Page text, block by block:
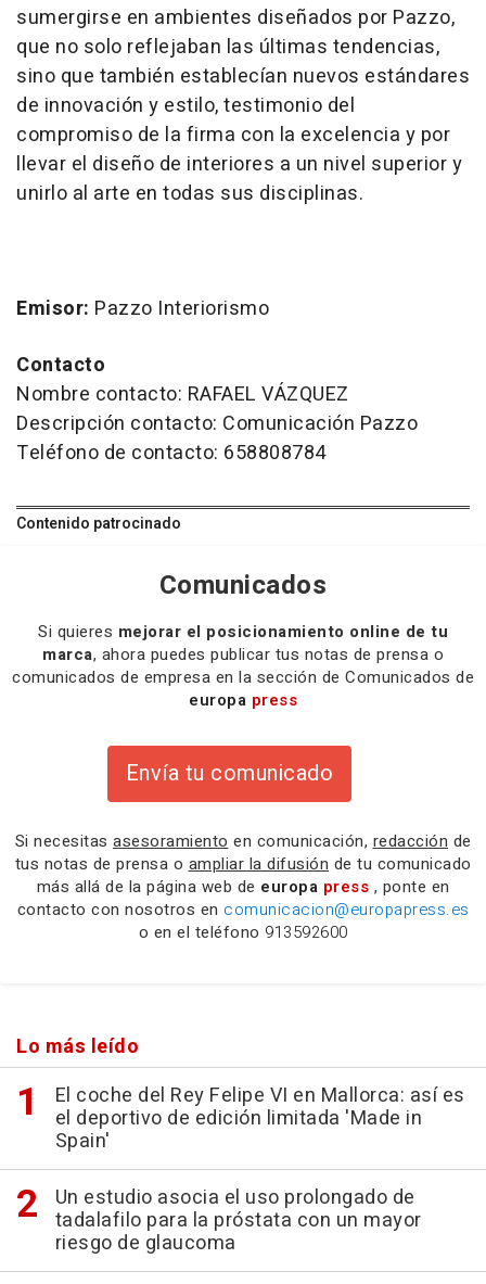
sumergirse en ambientes diseñados por Pazzo,
que no solo reflejaban las últimas tendencias,
sino que también establecían nuevos estándares
de innovación y estilo, testimonio del
compromiso de la firma con la excelencia y por
llevar el diseño de interiores a un nivel superior y
unirlo al arte en todas sus disciplinas.
Emisor: Pazzo Interiorismo
Contacto
Nombre contacto: RAFAEL VÁZQUEZ
Descripción contacto: Comunicación Pazzo
Teléfono de contacto: 658808784
Contenido patrocinado
Comunicados
Si quieres mejorar el posicionamiento online de tu
marca, ahora puedes publicar tus notas de prensa o
comunicados de empresa en la sección de Comunicados de
europa press
Envía tu comunicado
Si necesitas asesoramiento en comunicación, redacción de
tus notas de prensa o ampliar la difusión de tu comunicado
más allá de la página web de europa press , ponte en
contacto con nosotros en comunicacion@europapress.es
o en el teléfono 913592600
Lo más leído
El coche del Rey Felipe VI en Mallorca: así es
el deportivo de edición limitada 'Made in
Spain'
Un estudio asocia el uso prolongado de
tadalafilo para la próstata con un mayor
riesgo de glaucoma